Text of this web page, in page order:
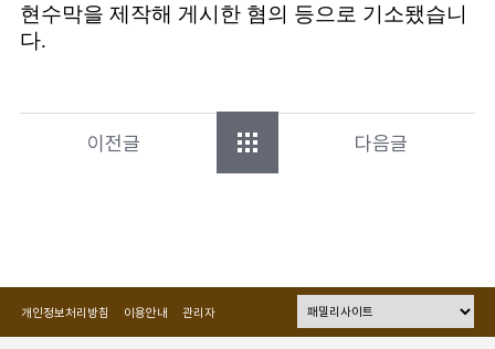
현수막을 제작해 게시한 혐의 등으로 기소됐습니
다.
이전글 다음글
개인정보처리방침 이용안내 관리자